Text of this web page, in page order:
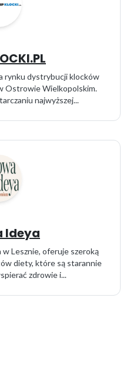
rynku dystrybucji klocków
Ostrowie Wielkopolskim.
najwyższej...
Ideya
Lesznie, oferuje szeroką
diety, które są starannie
zdrowie i...